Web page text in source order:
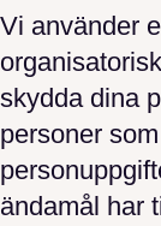
Vi använder
skydda dina
personer
ändamål har